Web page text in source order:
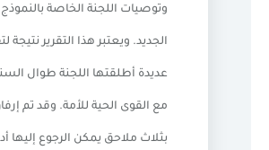
وتوصيات اللجنة الخاصة بالنموذج التنموي
الجديد. ويعتبر هذا التقرير نتيجة لتفاعلات
عديدة أطلقتها اللجنة طوال السنة الماضية
مع القوى الحية للأمة. وقد تم إرفاق التقرير
بثلاث ملاحق يمكن الرجوع إليها أدناه.